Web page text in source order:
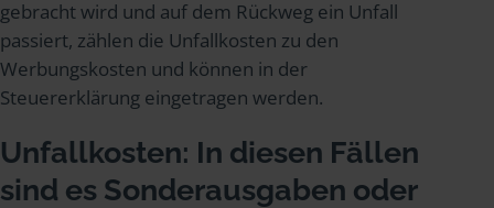
gebracht wird und auf dem Rückweg ein Unfall
passiert, zählen die Unfallkosten zu den
Werbungskosten und können in der
Steuererklärung eingetragen werden.
Unfallkosten: In diesen Fällen
sind es Sonderausgaben oder